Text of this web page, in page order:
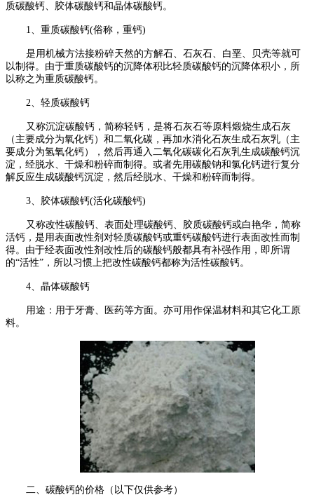
质碳酸钙、胶体碳酸钙和晶体碳酸钙。
1、重质碳酸钙(俗称，重钙)
是用机械方法接粉碎天然的方解石、石灰石、白垩、贝壳等就可
以制得。由于重质碳酸钙的沉降体积比轻质碳酸钙的沉降体积小，所
以称之为重质碳酸钙。
2、轻质碳酸钙
又称沉淀碳酸钙，简称轻钙，是将石灰石等原料煅烧生成石灰
（主要成分为氧化钙）和二氧化碳，再加水消化石灰生成石灰乳（主
要成分为氢氧化钙），然后再通入二氧化碳碳化石灰乳生成碳酸钙沉
淀，经脱水、干燥和粉碎而制得。或者先用碳酸钠和氯化钙进行复分
解反应生成碳酸钙沉淀，然后经脱水、干燥和粉碎而制得。
3、胶体碳酸钙(活化碳酸钙)
又称改性碳酸钙、表面处理碳酸钙、胶质碳酸钙或白艳华，简称
活钙，是用表面改性剂对轻质碳酸钙或重钙碳酸钙进行表面改性而制
得。由于经表面改性剂改性后的碳酸钙般都具有补强作用，即所谓
的“活性”，所以习惯上把改性碳酸钙都称为活性碳酸钙。
4、晶体碳酸钙
用途：用于牙膏、医药等方面。亦可用作保温材料和其它化工原
料。
二、碳酸钙的价格（以下仅供参考）